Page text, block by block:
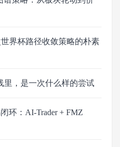
界杯路径收敛策略的朴素
，是一次什么样的尝试
环：AI-Trader + FMZ